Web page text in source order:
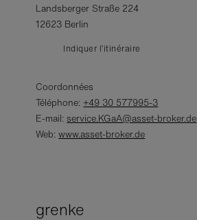
Landsberger Straße 224
12623 Berlin
Indiquer l’itinéraire
Coordonnées
Téléphone:+49 30 577995-3
E-mail: service.KGaA@asset-broker.de
Web:www.asset-broker.de
grenke